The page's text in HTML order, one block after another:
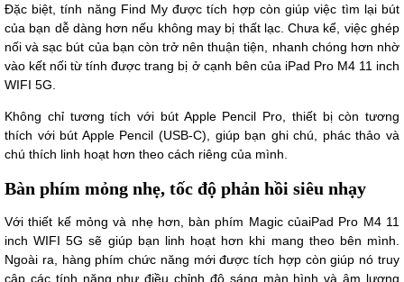
Đặc biệt, tính năng Find My được tích hợp còn giúp việc tìm lại bút
của bạn dễ dàng hơn nếu không may bị thất lạc. Chưa kể, việc ghép
nối và sạc bút của bạn còn trở nên thuận tiện, nhanh chóng hơn nhờ
vào kết nối từ tính được trang bị ở cạnh bên của iPad Pro M4 11 inch
WIFI 5G.
Không chỉ tương tích với bút Apple Pencil Pro, thiết bị còn tương
thích với bút Apple Pencil (USB-C), giúp bạn ghi chú, phác thảo và
chú thích linh hoạt hơn theo cách riêng của mình.
Bàn phím mỏng nhẹ, tốc độ phản hồi siêu nhạy
Với thiết kế mỏng và nhẹ hơn, bàn phím Magic củaiPad Pro M4 11
inch WIFI 5G sẽ giúp bạn linh hoạt hơn khi mang theo bên mình.
Ngoài ra, hàng phím chức năng mới được tích hợp còn giúp nó truy
cập các tính năng như điều chỉnh độ sáng màn hình và âm lượng